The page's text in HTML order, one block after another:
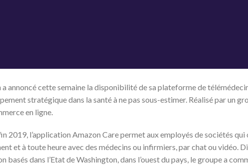
a annoncé cette semaine la disponibilité de sa plateforme de
stratégique dans la santé à ne pas sous-estimer. Réalisé par un
en ligne.
2019, l’application Amazon Care permet aux employés de sociétés
et à toute heure avec des médecins ou infirmiers, par chat ou vidéo.
basés dans l’Etat de Washington, dans l’ouest du pays, le groupe a